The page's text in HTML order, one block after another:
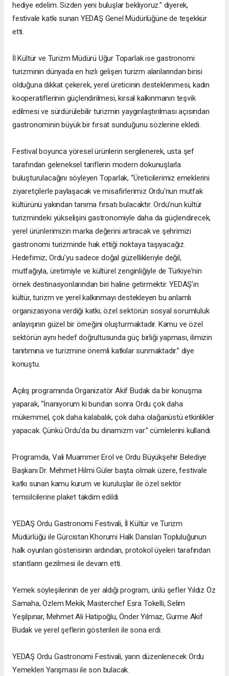
hediye edelim. Sizden yeni buluşlar bekliyoruz.” diyerek,
festivale katkı sunan YEDAŞ Genel Müdürlüğüne de teşekkür
etti.
İl Kültür ve Turizm Müdürü Uğur Toparlak ise gastronomi
turizminin dünyada en hızlı gelişen turizm alanlarından birisi
olduğuna dikkat çekerek, yerel üreticinin desteklenmesi, kadın
kooperatiflerinin güçlendirilmesi, kırsal kalkınmanın teşvik
edilmesi ve sürdürülebilir turizmin yaygınlaştırılması açısından
gastronominin büyük bir fırsat sunduğunu sözlerine ekledi.
Festival boyunca yöresel ürünlerin sergilenerek, usta şef
tarafından geleneksel tariflerin modern dokunuşlarla
buluşturulacağını söyleyen Toparlak, “Üreticilerimiz emeklerini
ziyaretçilerle paylaşacak ve misafirlerimiz Ordu'nun mutfak
kültürünü yakından tanıma fırsatı bulacaktır. Ordu’nun kültür
turizmindeki yükselişini gastronomiyle daha da güçlendirecek,
yerel ürünlerimizin marka değerini artıracak ve şehrimizi
gastronomi turizminde hak ettiği noktaya taşıyacağız.
Hedefimiz; Ordu'yu sadece doğal güzellikleriyle değil,
mutfağıyla, üretimiyle ve kültürel zenginliğiyle de Türkiye'nin
örnek destinasyonlarından biri haline getirmektir. YEDAŞ'ın
kültür, turizm ve yerel kalkınmayı destekleyen bu anlamlı
organizasyona verdiği katkı; özel sektörün sosyal sorumluluk
anlayışının güzel bir örneğini oluşturmaktadır. Kamu ve özel
sektörün aynı hedef doğrultusunda güç birliği yapması, ilimizin
tanıtımına ve turizmine önemli katkılar sunmaktadır.” diye
konuştu.
Açılış programında Organizatör Akif Budak da bir konuşma
yaparak, “İnanıyorum ki bundan sonra Ordu çok daha
mükemmel, çok daha kalabalık, çok daha olağanüstü etkinlikler
yapacak. Çünkü Ordu'da bu dinamizm var.” cümlelerini kullandı.
Programda, Vali Muammer Erol ve Ordu Büyükşehir Belediye
Başkanı Dr. Mehmet Hilmi Güler başta olmak üzere, festivale
katkı sunan kamu kurum ve kuruluşlar ile özel sektör
temsilcilerine plaket takdim edildi.
YEDAŞ Ordu Gastronomi Festivali, İl Kültür ve Turizm
Müdürlüğü ile Gürcistan Khorumi Halk Dansları Topluluğunun
halk oyunları gösterisinin ardından, protokol üyeleri tarafından
stantların gezilmesi ile devam etti.
Yemek söyleşilerinin de yer aldığı program, ünlü şefler Yıldız Öz
Samaha, Özlem Mekik, Masterchef Esra Tokelli, Selim
Yeşilpınar, Mehmet Ali Hatipoğlu, Önder Yılmaz, Gurme Akif
Budak ve yerel şeflerin gösterileri ile sona erdi.
YEDAŞ Ordu Gastronomi Festivali, yarın düzenlenecek Ordu
Yemekleri Yarışması ile son bulacak.